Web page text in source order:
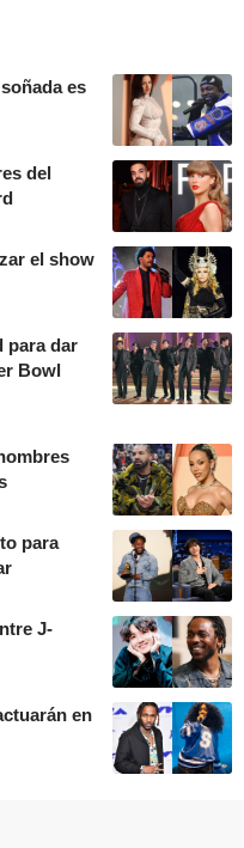
es
del
el show
para dar
Bowl
para
J-
en